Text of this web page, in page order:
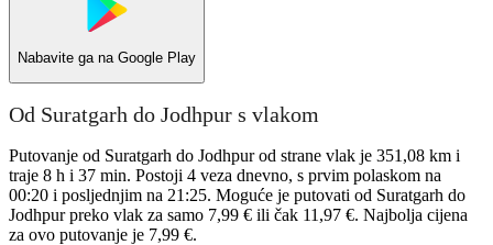
Nabavite ga na Google Play
Od Suratgarh do Jodhpur s vlakom
Putovanje od Suratgarh do Jodhpur od strane vlak je 351,08 km i
traje 8 h i 37 min. Postoji 4 veza dnevno, s prvim polaskom na
00:20 i posljednjim na 21:25. Moguće je putovati od Suratgarh do
Jodhpur preko vlak za samo 7,99 € ili čak 11,97 €. Najbolja cijena
za ovo putovanje je 7,99 €.